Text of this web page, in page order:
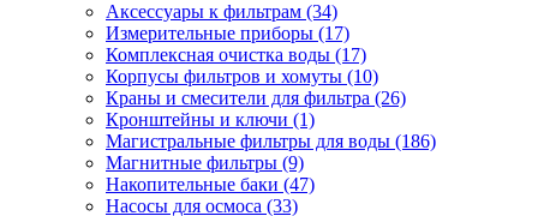
Аксессуары к фильтрам (34)
Измерительные приборы (17)
Комплексная очистка воды (17)
Корпусы фильтров и хомуты (10)
Краны и смесители для фильтра (26)
Кронштейны и ключи (1)
Магистральные фильтры для воды (186)
Магнитные фильтры (9)
Накопительные баки (47)
Насосы для осмоса (33)